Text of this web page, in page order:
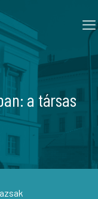
a társas